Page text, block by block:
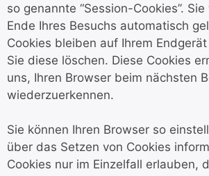
so genannte “Session-Cookies”.
Ende Ihres Besuchs automatisch
Cookies bleiben auf Ihrem
Sie diese löschen. Diese Cookies
uns, Ihren Browser beim nächsten
wiederzuerkennen.
Sie können Ihren Browser so
über das Setzen von Cookies
Cookies nur im Einzelfall erlauben,